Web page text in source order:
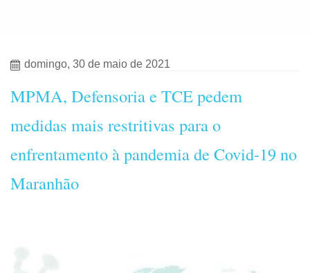
domingo, 30 de maio de 2021
MPMA, Defensoria e TCE pedem
medidas mais restritivas para o
enfrentamento à pandemia de Covid-19 no
Maranhão